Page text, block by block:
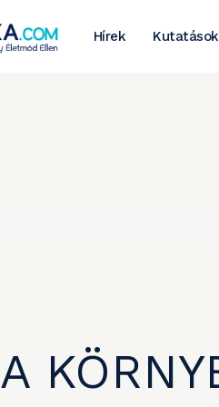
Hírek Kutatások
A